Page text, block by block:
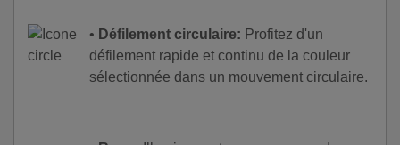
• Défilement circulaire: Profitez d'un
défilement rapide et continu de la couleur
sélectionnée dans un mouvement circulaire.